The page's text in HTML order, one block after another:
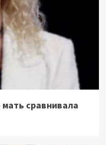
сравнивала